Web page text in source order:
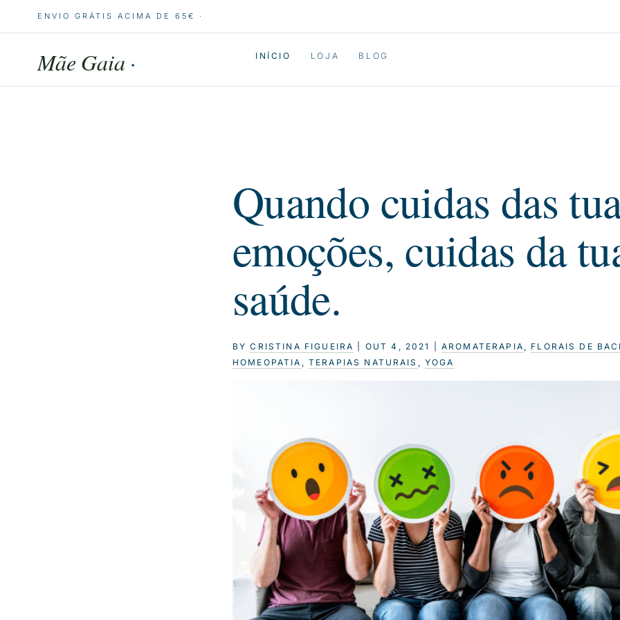
ENVIO GRÁTIS ACIMA DE 65€ ·
Mãe Gaia · INÍCIO LOJA BLOG
Quando cuidas das
emoções, cuidas da
saúde.
BYCRISTINA FIGUEIRA OUT 4, 2021 AROMATERAPIA , FLORAIS DE
HOMEOPATIA , TERAPIAS NATURAIS , YOGA